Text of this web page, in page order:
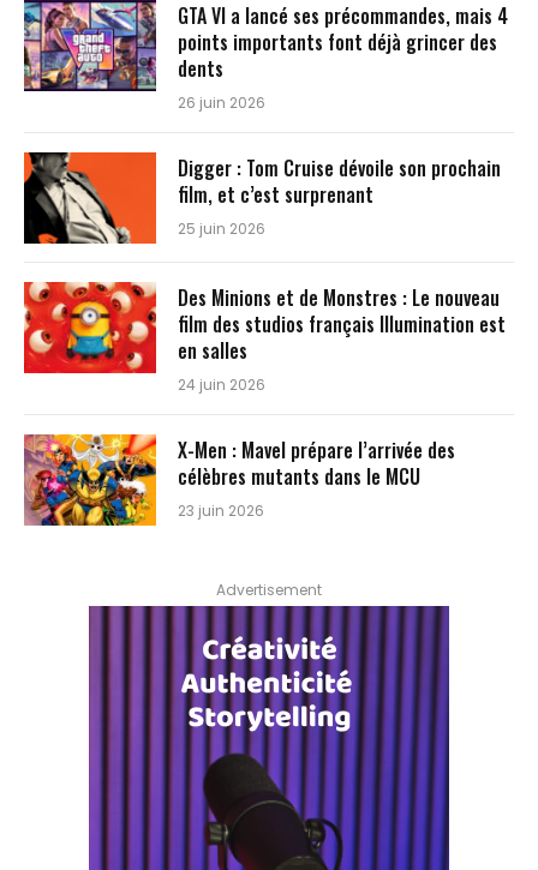
GTA VI a lancé ses précommandes, mais 4
points importants font déjà grincer des
dents
26 juin 2026
Digger : Tom Cruise dévoile son prochain
film, et c’est surprenant
25 juin 2026
Des Minions et de Monstres : Le nouveau
film des studios français Illumination est
en salles
24 juin 2026
X-Men : Mavel prépare l’arrivée des
célèbres mutants dans le MCU
23 juin 2026
Advertisement